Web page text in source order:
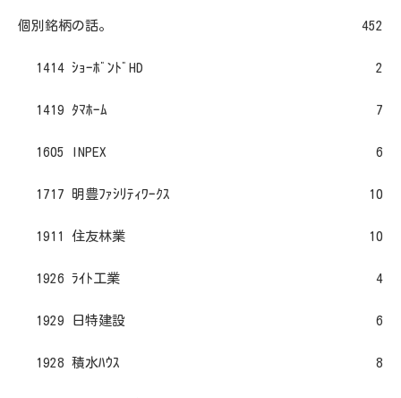
個別銘柄の話。 452
1414 ｼｮｰﾎﾞﾝﾄﾞHD 2
1419 ﾀﾏﾎｰﾑ 7
1605 INPEX 6
1717 明豊ﾌｧｼﾘﾃｨﾜｰｸｽ 10
1911 住友林業 10
1926 ﾗｲﾄ工業 4
1929 日特建設 6
1928 積水ﾊｳｽ 8